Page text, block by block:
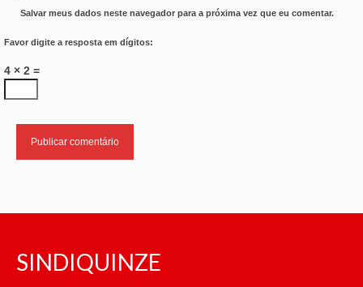
Salvar meus dados neste navegador para a próxima vez que eu comentar.
Favor digite a resposta em dígitos:
4 × 2 =
SINDIQUINZE